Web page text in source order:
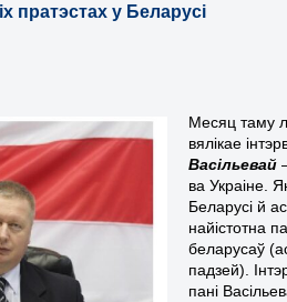
пратэстах у Беларусі
Месяц таму
вялікае
Васільевай
ва Украіне.
Беларусі й
найістотна
беларусаў
падзей).
пані